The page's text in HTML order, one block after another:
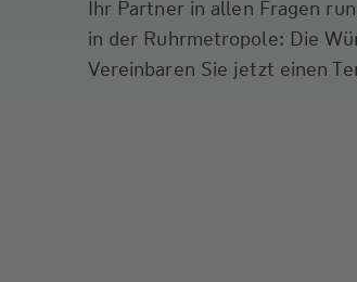
Ihr Partner in allen Fragen
in der Ruhrmetropole: Die
Vereinbaren Sie jetzt einen